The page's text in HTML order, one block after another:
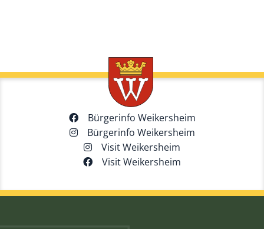
Bürgerinfo Weikersheim
Bürgerinfo Weikersheim
Visit Weikersheim
Visit Weikersheim